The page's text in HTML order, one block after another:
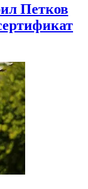
Петков